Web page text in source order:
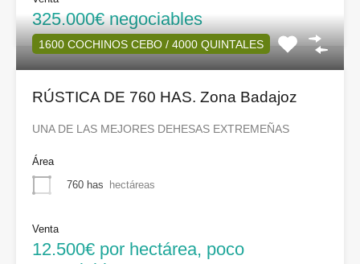
325.000€ negociables
1600 COCHINOS CEBO / 4000 QUINTALES
RÚSTICA DE 760 HAS. Zona Badajoz
UNA DE LAS MEJORES DEHESAS EXTREMEÑAS
Área
760 has
hectáreas
Venta
12.500€ por hectárea, poco